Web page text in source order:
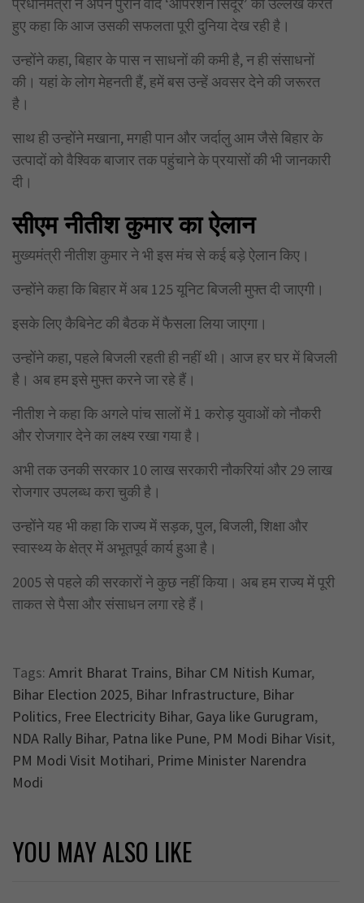
हुए कहा कि आज उसकी सफलता पूरी दुनिया देख रही है।
उन्होंने कहा, बिहार के पास न साधनों की कमी है, न ही संसाधनों
की। यहां के लोग मेहनती हैं, हमें बस उन्हें अवसर देने की जरूरत
है।
साथ ही उन्होंने मखाना, मगही पान और जर्दालु आम जैसे बिहार के
उत्पादों को वैश्विक बाजार तक पहुंचाने के प्रयासों की भी जानकारी
दी।
सीएम नीतीश कुमार का ऐलान
मुख्यमंत्री नीतीश कुमार ने भी इस मंच से कई बड़े ऐलान किए।
उन्होंने कहा कि बिहार में अब 125 यूनिट बिजली मुफ्त दी जाएगी।
इसके लिए कैबिनेट की बैठक में फैसला लिया जाएगा।
उन्होंने कहा, पहले बिजली रहती ही नहीं थी। आज हर घर में बिजली
है। अब हम इसे मुफ्त करने जा रहे हैं।
नीतीश ने कहा कि अगले पांच सालों में 1 करोड़ युवाओं को नौकरी
और रोजगार देने का लक्ष्य रखा गया है।
अभी तक उनकी सरकार 10 लाख सरकारी नौकरियां और 29 लाख
रोजगार उपलब्ध करा चुकी है।
उन्होंने यह भी कहा कि राज्य में सड़क, पुल, बिजली, शिक्षा और
स्वास्थ्य के क्षेत्र में अभूतपूर्व कार्य हुआ है।
2005 से पहले की सरकारों ने कुछ नहीं किया। अब हम राज्य में पूरी
ताकत से पैसा और संसाधन लगा रहे हैं।
Tags: Amrit Bharat Trains, Bihar CM Nitish Kumar,
Bihar Election 2025, Bihar Infrastructure, Bihar
Politics, Free Electricity Bihar, Gaya like Gurugram,
NDA Rally Bihar, Patna like Pune, PM Modi Bihar Visit,
PM Modi Visit Motihari, Prime Minister Narendra
Modi
YOU MAY ALSO LIKE